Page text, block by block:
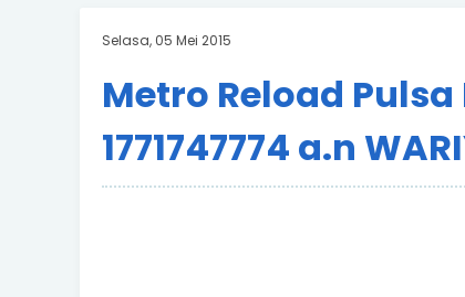
Selasa, 05 Mei 2015
Metro Reload
1771747774 a.n